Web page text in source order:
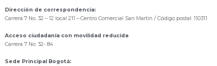
Dirección de correspondencia:
Carrera 7 No. 32 – 12 local 211 – Centro Comercial San Martín / Código postal: 110311
Acceso ciudadanía con movilidad reducida
Carrera 7 No. 32- 84
Sede Principal Bogotá: